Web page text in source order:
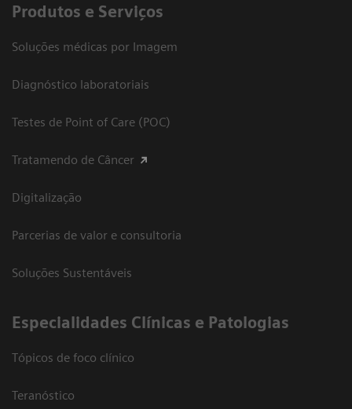
Produtos e Serviços
Soluções médicas por Imagem
Diagnóstico laboratoriais
Testes de Point of Care (POC)
Tratamendo de Câncer
Digitalização
Parcerias de valor e consultoria
Soluções Sustentáveis
​Especialidades Clínicas e Patologias
Tópicos de foco clínico
Teranóstico